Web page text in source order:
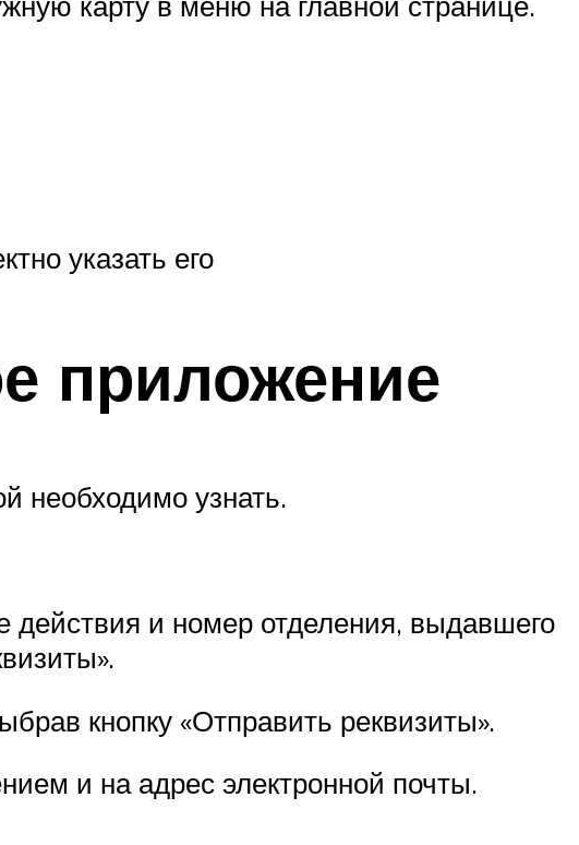
указать его
приложение
необходимо узнать.
действия и номер отделения, выдавшего
кнопку «Отправить реквизиты».
и на адрес электронной почты.